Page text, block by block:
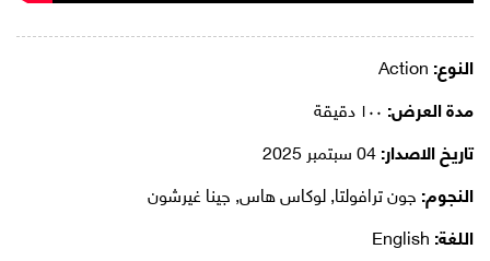
النوع:
مدة العرض:
تاريخ الاصدار:
النجوم:جون ترافولتا, لوكاس هاس, جينا غيرشون
اللغة: